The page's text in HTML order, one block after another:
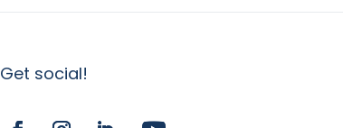
Get social!